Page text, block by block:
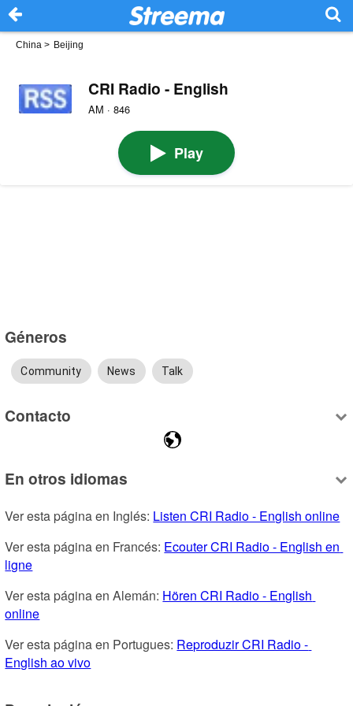
China > Beijing
CRI Radio - English
AM · 846
Play
Géneros
Community News Talk
Contacto
En otros idiomas
Ver esta página en Inglés: Listen CRI Radio - English online
Ver esta página en Francés: Ecouter CRI Radio - English en
ligne
Ver esta página en Alemán: Hören CRI Radio - English
online
Ver esta página en Portugues: Reproduzir CRI Radio -
English ao vivo